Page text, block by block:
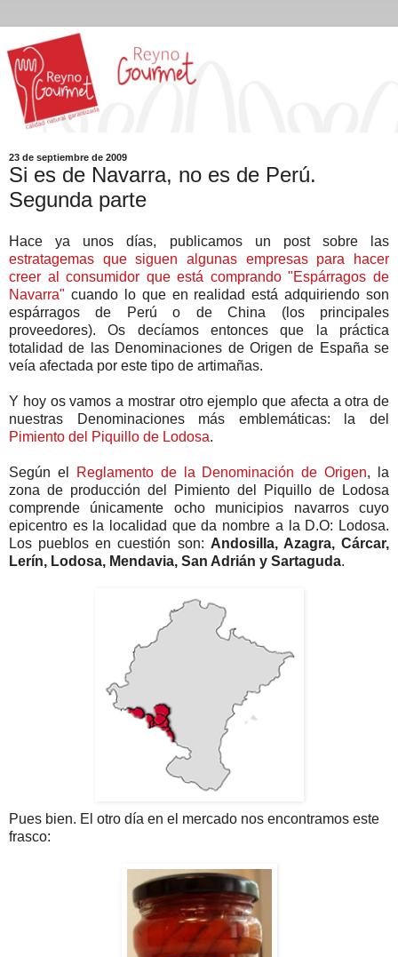
23 de septiembre de 2009
Si es de Navarra, no es de Perú.
Segunda parte
Hace ya unos días, publicamos un post sobre las
estratagemas que siguen algunas empresas para hacer
creer al consumidor que está comprando "Espárragos de
Navarra" cuando lo que en realidad está adquiriendo son
espárragos de Perú o de China (los principales
proveedores). Os decíamos entonces que la práctica
totalidad de las Denominaciones de Origen de España se
veía afectada por este tipo de artimañas.
Y hoy os vamos a mostrar otro ejemplo que afecta a otra de
nuestras Denominaciones más emblemáticas: la del
Pimiento del Piquillo de Lodosa.
Según el Reglamento de la Denominación de Origen, la
zona de producción del Pimiento del Piquillo de Lodosa
comprende únicamente ocho municipios navarros cuyo
epicentro es la localidad que da nombre a la D.O: Lodosa.
Los pueblos en cuestión son: Andosilla, Azagra, Cárcar,
Lerín, Lodosa, Mendavia, San Adrián y Sartaguda.
Pues bien. El otro día en el mercado nos encontramos este
frasco: